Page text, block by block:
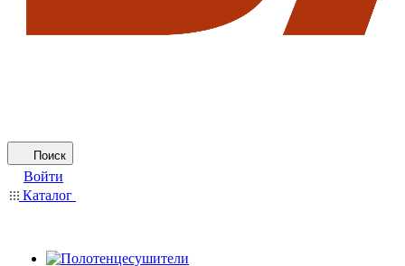
Поиск
Войти
Каталог